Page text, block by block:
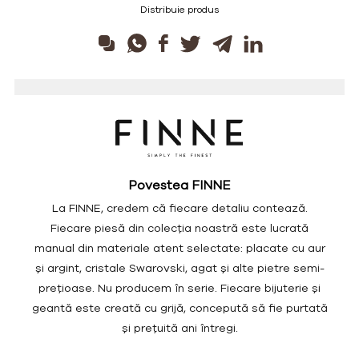
Distribuie produs
Povestea FINNE
La FINNE, credem că fiecare detaliu contează.
Fiecare piesă din colecția noastră este lucrată
manual din materiale atent selectate: placate cu aur
și argint, cristale Swarovski, agat și alte pietre semi-
prețioase. Nu producem în serie. Fiecare bijuterie și
geantă este creată cu grijă, concepută să fie purtată
și prețuită ani întregi.